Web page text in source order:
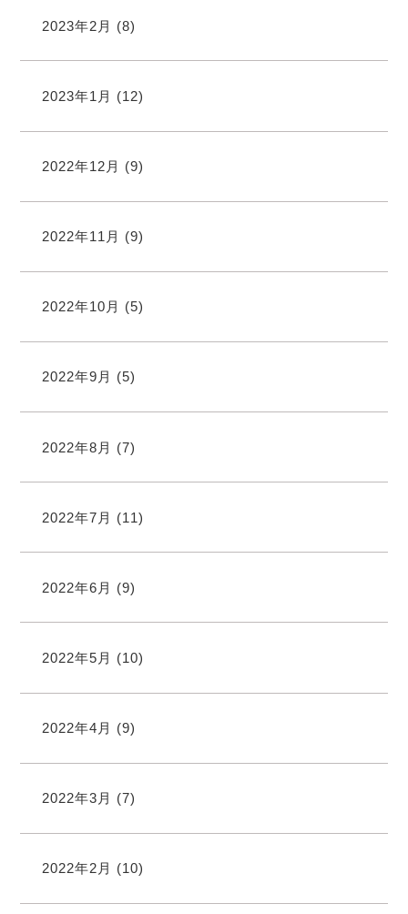
2023年2月 (8)
2023年1月 (12)
2022年12月 (9)
2022年11月 (9)
2022年10月 (5)
2022年9月 (5)
2022年8月 (7)
2022年7月 (11)
2022年6月 (9)
2022年5月 (10)
2022年4月 (9)
2022年3月 (7)
2022年2月 (10)